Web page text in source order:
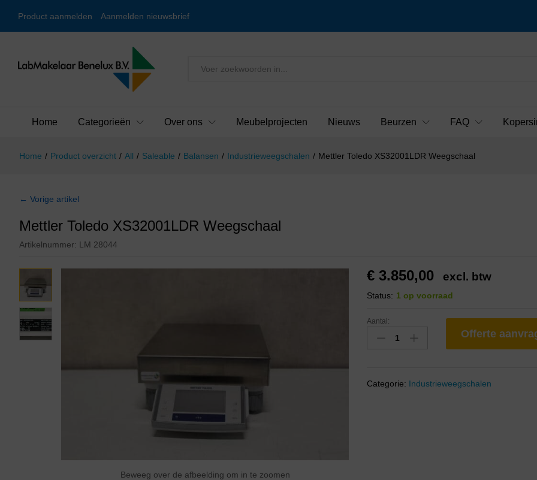
Product aanmelden Aanmelden nieuwsbrief
Alles
Home Categorieën Over ons Meubelprojecten Nieuws Beurzen FAQ
Home / Product overzicht / All / Saleable / Balansen / Industrieweegschalen / Mettler Toledo XS32001LDR Weegschaal
← Vorige artikel
Mettler Toledo XS32001LDR Weegschaal
Artikelnummer: LM 28044
Beweeg over de afbeelding om in te zoomen
€ 3.850,00 excl. btw
Status: 1 op voorraad
Aantal:
Offerte
Categorie: Industrieweegschalen